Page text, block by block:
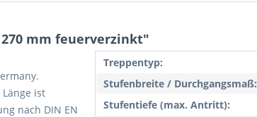
mm feuerverzinkt"
Treppentyp:
Stufenbreite / Durchgangsmaß:
Stufentiefe (max. Antritt):
ist
nach DIN EN